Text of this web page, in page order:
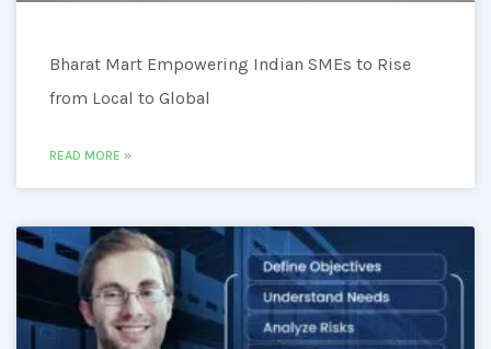
Bharat Mart Empowering Indian SMEs to Rise
from Local to Global
READ MORE »